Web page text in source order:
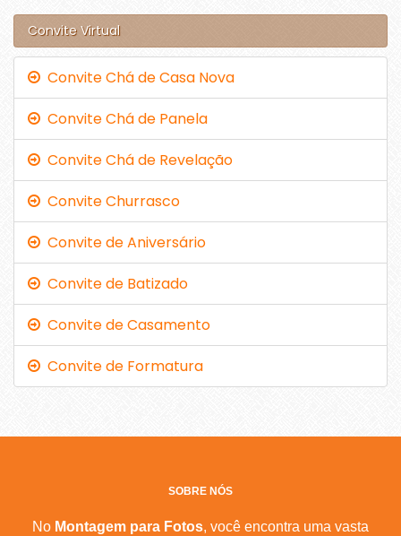
Convite Virtual
Convite Chá de Casa Nova
Convite Chá de Panela
Convite Chá de Revelação
Convite Churrasco
Convite de Aniversário
Convite de Batizado
Convite de Casamento
Convite de Formatura
SOBRE NÓS
No Montagem para Fotos, você encontra uma vasta